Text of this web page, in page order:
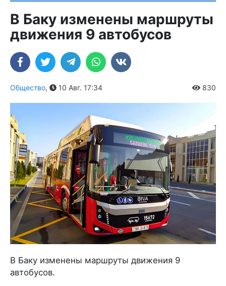
В Баку изменены маршруты
движения 9 автобусов
Общество, 10 Авг. 17:34 830
В Баку изменены маршруты движения 9
автобусов.